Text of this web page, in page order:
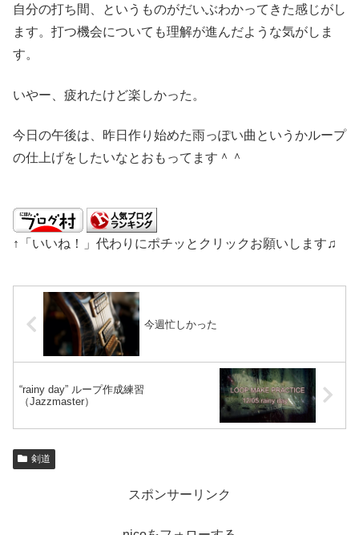
自分の打ち間、というものがだいぶわかってきた感じがし
ます。打つ機会についても理解が進んだような気がしま
す。
いやー、疲れたけど楽しかった。
今日の午後は、昨日作り始めた雨っぽい曲というかループ
の仕上げをしたいなとおもってます＾＾
↑「いいね！」代わりにポチッとクリックお願いします♫
今週忙しかった
“rainy day” ループ作成練習
（Jazzmaster）
剣道
スポンサーリンク